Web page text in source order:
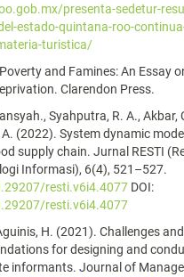
presenta-sedetur-
estado-quintana-roo-
turistica/
and Famines: An Essay
Clarendon Press.
Syahputra, R. A., Akbar,
(2022). System dynamic
supply chain. Jurnal RESTI
Informasi), 6(4), 521–527.
resti.v6i4.4077 DOI:
resti.v6i4.4077
H. (2021). Challenges
for designing and
informants. Journal of